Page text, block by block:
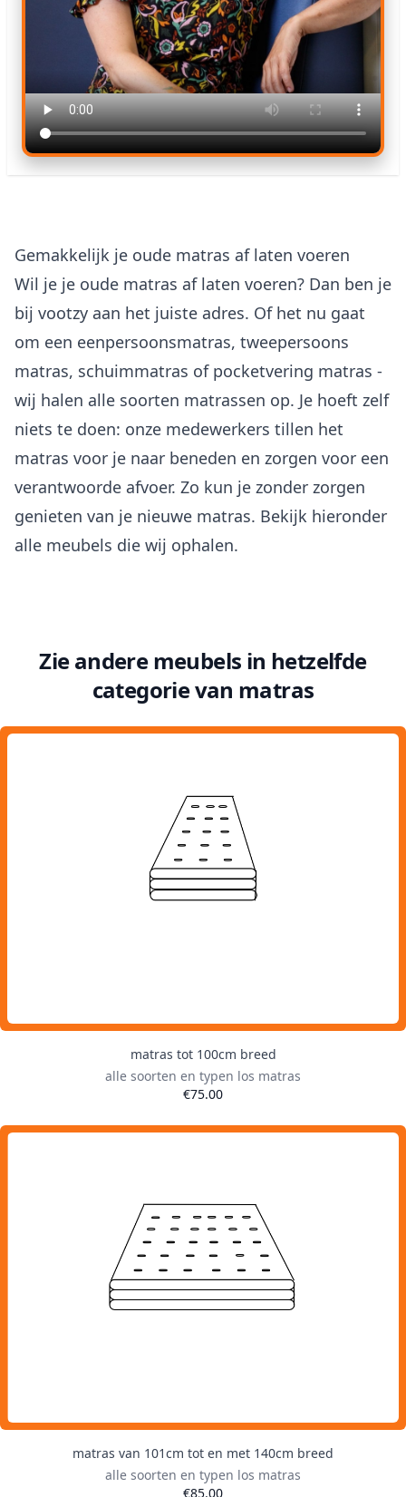
Gemakkelijk je oude matras af laten voeren
Wil je je oude matras af laten voeren? Dan ben je
bij vootzy aan het juiste adres. Of het nu gaat
om een eenpersoonsmatras, tweepersoons
matras, schuimmatras of pocketvering matras -
wij halen alle soorten matrassen op. Je hoeft zelf
niets te doen: onze medewerkers tillen het
matras voor je naar beneden en zorgen voor een
verantwoorde afvoer. Zo kun je zonder zorgen
genieten van je nieuwe matras. Bekijk hieronder
alle meubels die wij ophalen.
Zie andere meubels in hetzelfde
categorie van matras
matras tot 100cm breed
alle soorten en typen los matras
€75.00
matras van 101cm tot en met 140cm breed
alle soorten en typen los matras
€85.00